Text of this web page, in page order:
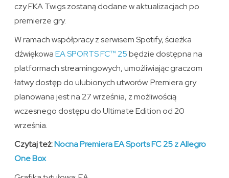
czy FKA Twigs zostaną dodane w aktualizacjach po
premierze gry.
W ramach współpracy z serwisem Spotify, ścieżka
dźwiękowaEA SPORTS FC™ 25będzie dostępna na
platformach streamingowych, umożliwiając graczom
łatwy dostęp do ulubionych utworów. Premiera gry
planowana jest na 27 września, z możliwością
wczesnego dostępu do Ultimate Edition od 20
września.
Czytaj też:Nocna Premiera EA Sports FC 25 z Allegro
One Box